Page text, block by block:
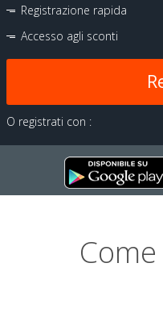
Registrazione rapida
Accesso agli sconti
O registrati con :